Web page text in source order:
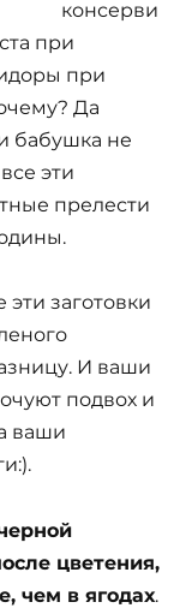
консерви
при
при
Да
бабушка не
эти
прелести
заготовки
И ваши
подвох и
ваши
цветения,
чем в ягодах.